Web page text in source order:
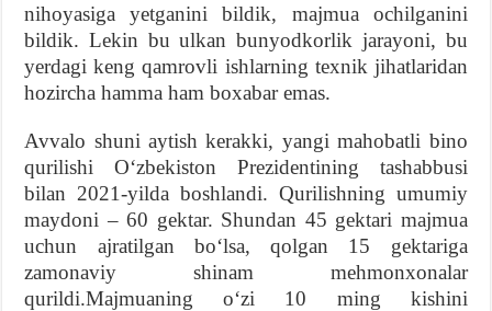
nihoyasiga yetganini bildik, majmua ochilganini
bildik. Lekin bu ulkan bunyodkorlik jarayoni, bu
yerdagi keng qamrovli ishlarning texnik jihatlaridan
hozircha hamma ham boxabar emas.
Avvalo shuni aytish kerakki, yangi mahobatli bino
qurilishi Oʻzbekiston Prezidentining tashabbusi
bilan 2021-yilda boshlandi. Qurilishning umumiy
maydoni – 60 gektar. Shundan 45 gektari majmua
uchun ajratilgan boʻlsa, qolgan 15 gektariga
zamonaviy shinam mehmonxonalar
qurildi.Majmuaning oʻzi 10 ming kishini